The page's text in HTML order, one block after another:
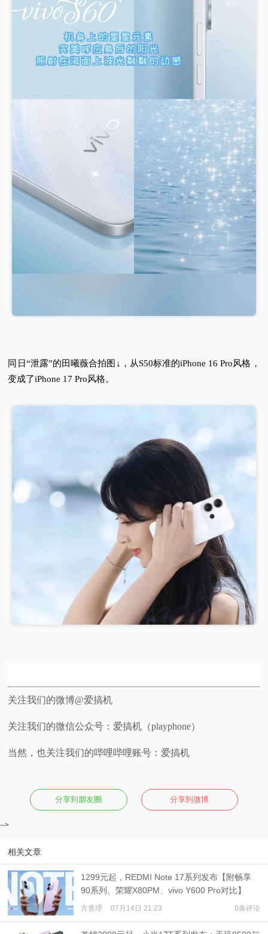
同日“泄露”的田曦薇合拍图↓，从S50标准的iPhone 16 Pro风格，
变成了iPhone 17 Pro风格。
关注我们的微博@爱搞机
关注我们的微信公众号：爱搞机（playphone）
当然，也关注我们的哔哩哔哩账号：爱搞机
分享到朋友圈 分享到微博
-->
相关文章
1299元起，REDMI Note 17系列发布【附畅享
90系列、荣耀X80PM、vivo Y600 Pro对比】
方查理 07月14日 21:23 0条评论